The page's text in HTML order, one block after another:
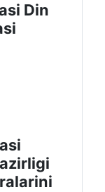
Din